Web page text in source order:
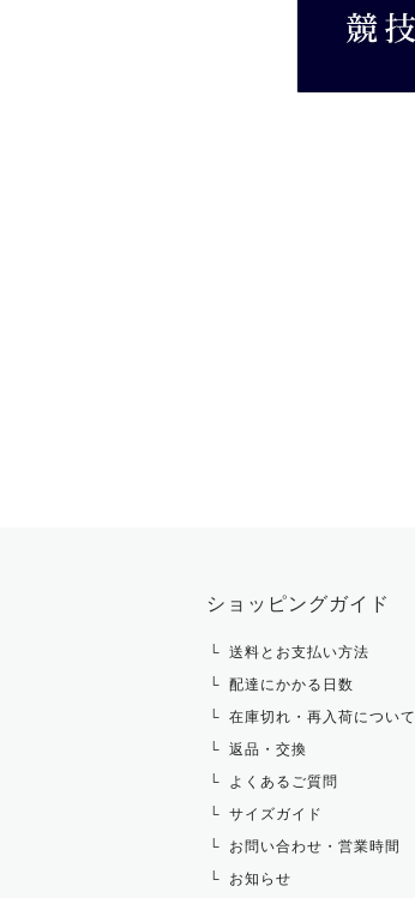
ショッピングガイド
送料とお支払い方法
配達にかかる日数
在庫切れ・再入荷について
返品・交換
よくあるご質問
サイズガイド
お問い合わせ・営業時間
お知らせ